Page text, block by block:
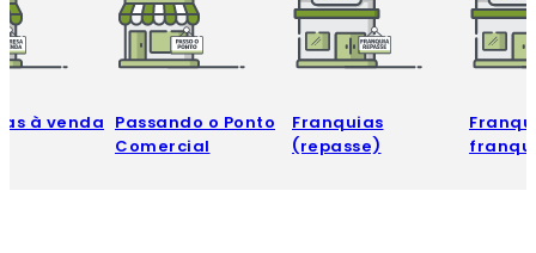
à venda Passando o Ponto
Comercial
Franquias
(repasse)